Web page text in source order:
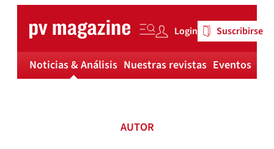
content
Login Suscribirse
Noticias & Análisis Nuestras revistas Eventos
AUTOR